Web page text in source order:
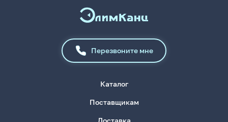
Перезвоните мне
Каталог
Поставщикам
Доставка